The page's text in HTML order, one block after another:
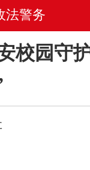
法警务
校园守